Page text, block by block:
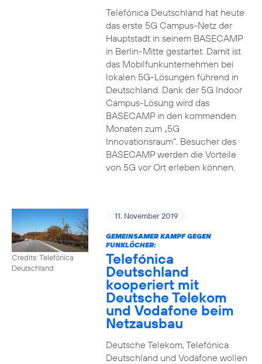
Telefónica Deutschland hat heute
das erste 5G Campus-Netz der
Hauptstadt in seinem BASECAMP
in Berlin-Mitte gestartet. Damit ist
das Mobilfunkunternehmen bei
lokalen 5G-Lösungen führend in
Deutschland. Dank der 5G Indoor
Campus-Lösung wird das
BASECAMP in den kommenden
Monaten zum „5G
Innovationsraum“. Besucher des
BASECAMP werden die Vorteile
von 5G vor Ort erleben können.
Credits: Telefónica
Deutschland
11. November 2019
GEMEINSAMER KAMPF GEGEN
FUNKLÖCHER:
Telefónica
Deutschland
kooperiert mit
Deutsche Telekom
und Vodafone beim
Netzausbau
Deutsche Telekom, Telefónica
Deutschland und Vodafone wollen